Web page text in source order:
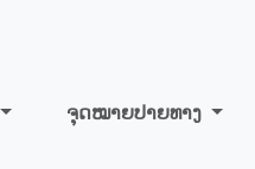
ຈຸດໝາຍປາຍທາງ